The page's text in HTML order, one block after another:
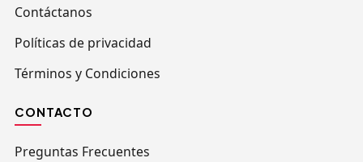
Contáctanos
Políticas de privacidad
Términos y Condiciones
CONTACTO
Preguntas Frecuentes